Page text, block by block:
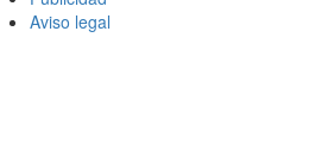
Aviso legal